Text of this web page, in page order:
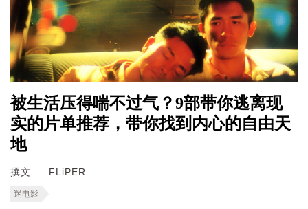
被生活压得喘不过气？9部带你逃离现
实的片单推荐，带你找到内心的自由天
地
撰文 FLiPER
迷电影